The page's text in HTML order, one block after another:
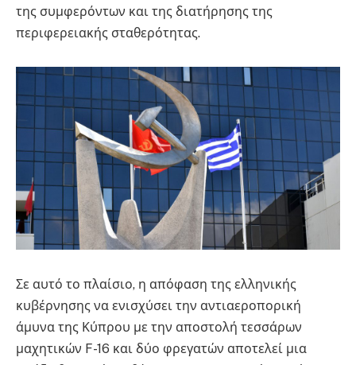
της συμφερόντων και της διατήρησης της
περιφερειακής σταθερότητας.
Σε αυτό το πλαίσιο, η απόφαση της ελληνικής
κυβέρνησης να ενισχύσει την αντιαεροπορική
άμυνα της Κύπρου με την αποστολή τεσσάρων
μαχητικών F-16 και δύο φρεγατών αποτελεί μια